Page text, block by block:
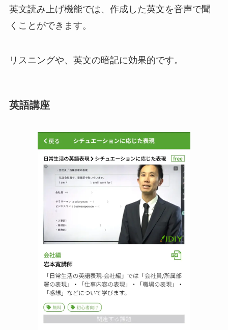
英文読み上げ機能では、作成した英文を音声で聞
くことができます。
リスニングや、英文の暗記に効果的です。
英語講座